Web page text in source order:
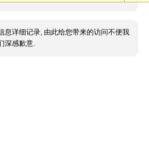
息详细记录, 由此给您带来的访问不便我
深感歉意.